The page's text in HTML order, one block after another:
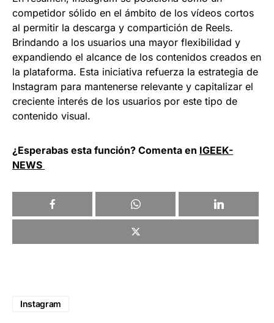
competidor sólido en el ámbito de los vídeos cortos
al permitir la descarga y compartición de Reels.
Brindando a los usuarios una mayor flexibilidad y
expandiendo el alcance de los contenidos creados en
la plataforma. Esta iniciativa refuerza la estrategia de
Instagram para mantenerse relevante y capitalizar el
creciente interés de los usuarios por este tipo de
contenido visual.
¿Esperabas esta función? Comenta en IGEEK-
NEWS
Instagram